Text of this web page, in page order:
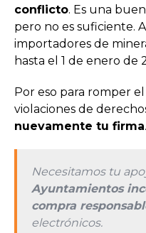
conflicto. Es una
pero no es suficiente.
importadores de
hasta el 1 de enero de
Por eso para romper
violaciones de
nuevamente tu firma.
Necesitamos tu
Ayuntamientos
compra
electrónicos.